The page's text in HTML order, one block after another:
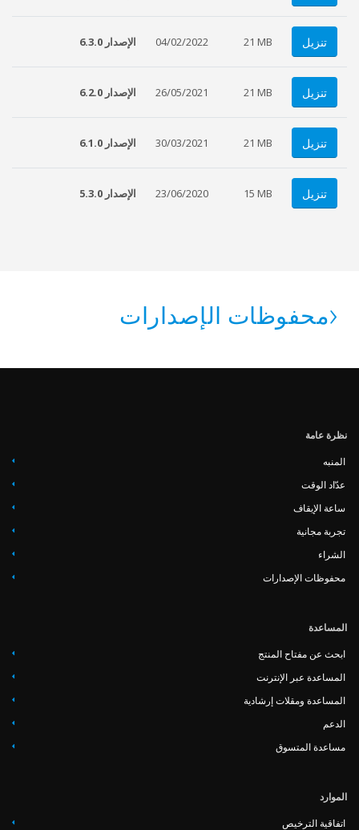
الإصدار 6.3.0 04/02/2022 21 MB تنزيل
الإصدار 6.2.0 26/05/2021 21 MB تنزيل
الإصدار 6.1.0 30/03/2021 21 MB تنزيل
الإصدار 5.3.0 23/06/2020 15 MB تنزيل
محفوظات الإصدارات
‏‏نظرة عامة
المنبه
عدّاد الوقت
ساعة الإيقاف
تجربة مجانية
الشراء
محفوظات الإصدارات
المساعدة
ابحث عن مفتاح المنتج
المساعدة عبر الإنترنت
المساعدة ومقلات إرشادية
‏‏الدعم
مساعدة المتسوق
الموارد
اتفاقية الترخيص